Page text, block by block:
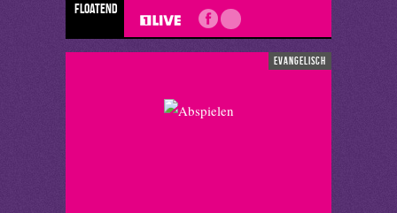
floatend
evangelisch